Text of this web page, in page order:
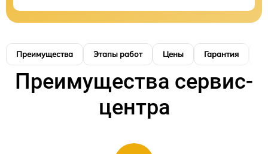
Преимущества Этапы работ Цены Гарантия
Преимущества сервис-
центра